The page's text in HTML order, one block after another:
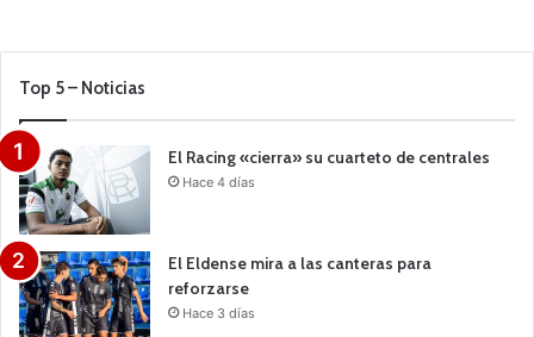
Top 5 – Noticias
El Racing «cierra» su cuarteto de centrales
Hace 4 días
El Eldense mira a las canteras para
reforzarse
Hace 3 días